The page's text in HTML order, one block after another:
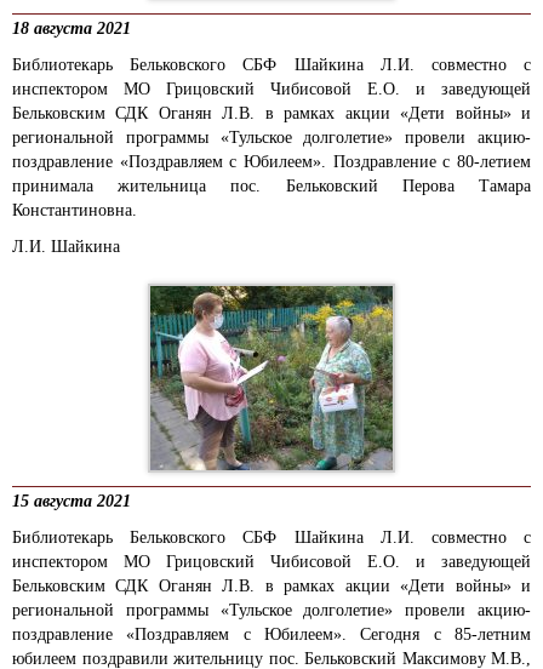
18 августа 2021
Библиотекарь Бельковского СБФ Шайкина Л.И. совместно с
инспектором МО Грицовский Чибисовой Е.О. и заведующей
Бельковским СДК Оганян Л.В. в рамках акции «Дети войны» и
региональной программы «Тульское долголетие» провели акцию-
поздравление «Поздравляем с Юбилеем». Поздравление с 80-летием
принимала жительница пос. Бельковский Перова Тамара
Константиновна.
Л.И. Шайкина
15 августа 2021
Библиотекарь Бельковского СБФ Шайкина Л.И. совместно с
инспектором МО Грицовский Чибисовой Е.О. и заведующей
Бельковским СДК Оганян Л.В. в рамках акции «Дети войны» и
региональной программы «Тульское долголетие» провели акцию-
поздравление «Поздравляем с Юбилеем».Сегодня с85-летним
юбилеем поздравили жительницу пос. Бельковский Максимову М.В.,